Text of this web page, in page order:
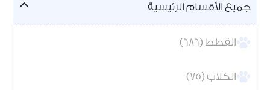
جميع الأقسام الرئيسية
القطط (686)
الكلاب (75)